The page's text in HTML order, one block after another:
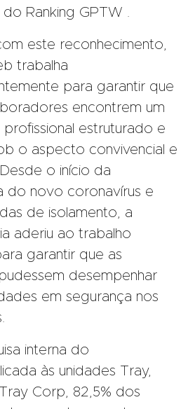
Ranking GPTW .
este reconhecimento,
trabalha
para garantir que
encontrem um
profissional estruturado e
o aspecto convivencial e
o início da
do novo coronavírus e
de isolamento, a
aderiu ao trabalho
garantir que as
desempenhar
em segurança nos
interna do
às unidades Tray,
Corp, 82,5% dos